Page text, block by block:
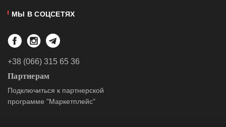
МЫ В СОЦСЕТЯХ
+38 (066) 315 65 36
Партнерам
Подключиться к партнерской
программе "Маркетплейс"